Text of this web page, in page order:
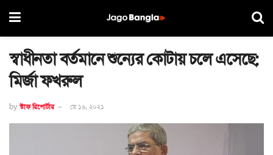
স্বাধীনতা বর্তমানে শুন্যের কোটায় চলে এসেছে:
মির্জা ফখরুল
by স্টাফ রিপোর্টার মে ১৬, ২০২১